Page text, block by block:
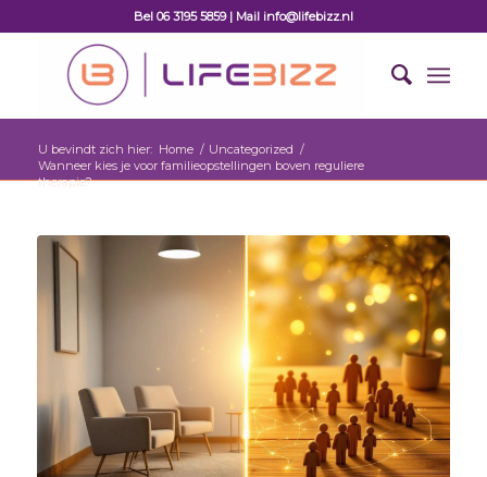
Bel 06 3195 5859 | Mail info@lifebizz.nl
U bevindt zich hier: Home / Uncategorized /
Wanneer kies je voor familieopstellingen boven reguliere
therapie?